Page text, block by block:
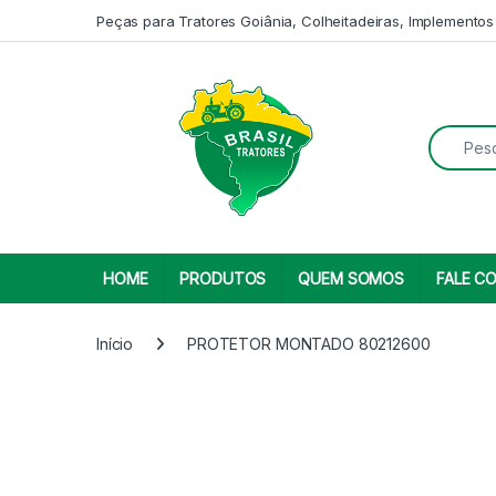
Peças para Tratores Goiânia, Colheitadeiras,
Search
HOME PRODUTOS QUEM SOMOS FALE
Início PROTETOR MONTADO 80212600